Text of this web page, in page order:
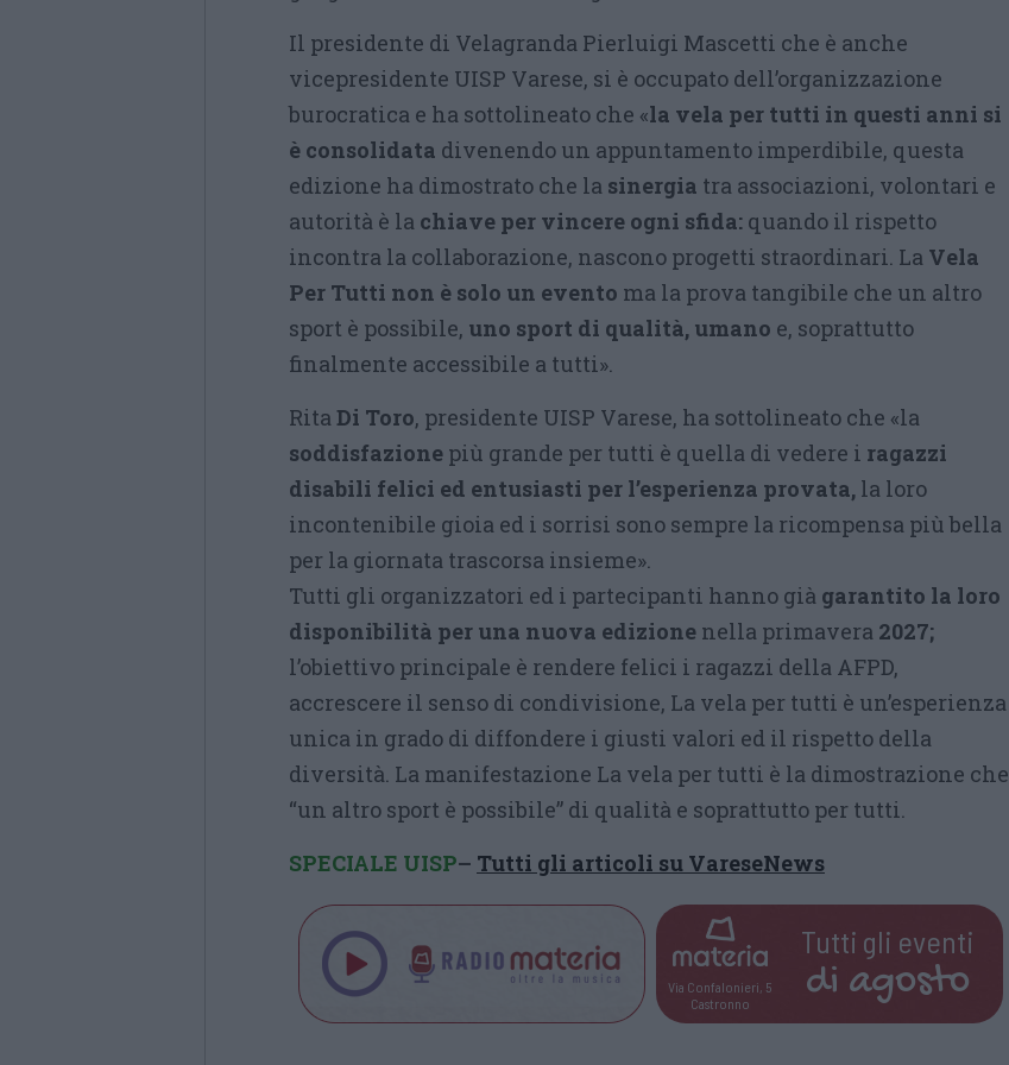
Il presidente di Velagranda Pierluigi Mascetti che è anche
vicepresidente UISP Varese, si è occupato dell’organizzazione
burocratica e ha sottolineato che «la vela per tutti in questi anni si
è consolidata divenendo un appuntamento imperdibile, questa
edizione ha dimostrato che la sinergia tra associazioni, volontari e
autorità è la chiave per vincere ogni sfida: quando il rispetto
incontra la collaborazione, nascono progetti straordinari. La Vela
Per Tutti non è solo un evento ma la prova tangibile che un altro
sport è possibile, uno sport di qualità, umano e, soprattutto
finalmente accessibile a tutti».
RitaDi Toro, presidente UISP Varese, ha sottolineato che «la
soddisfazione più grande per tutti è quella di vedere i ragazzi
disabili felici ed entusiasti per l’esperienza provata, la loro
incontenibile gioia ed i sorrisi sono sempre la ricompensa più bella
per la giornata trascorsa insieme».
Tutti gli organizzatori ed i partecipanti hanno già garantito la loro
disponibilità per una nuova edizione nella primavera 2027;
l’obiettivo principale è rendere felici i ragazzi della AFPD,
accrescere il senso di condivisione, La vela per tutti è un’esperienza
unica in grado di diffondere i giusti valori ed il rispetto della
diversità. La manifestazione La vela per tutti è la dimostrazione che
“un altro sport è possibile” di qualità e soprattutto per tutti.
SPECIALE UISP– Tutti gli articoli su VareseNews
Via Confalonieri, 5
Castronno
Tutti gli eventi
di agosto